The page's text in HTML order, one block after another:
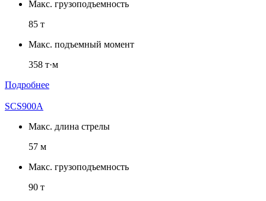
Макс. грузоподъемность
85 т
Макс. подъемный момент
358 т·м
Подробнее
SCS900A
Макс. длина стрелы
57 м
Макс. грузоподъемность
90 т